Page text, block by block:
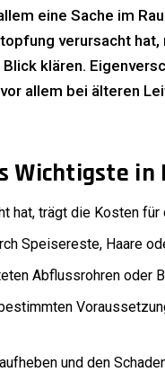
eine Sache im
verursacht hat,
klären.
allem bei älteren
Wichtigste in
hat, trägt die Kosten für
Speisereste, Haare
Abflussrohren oder
und den